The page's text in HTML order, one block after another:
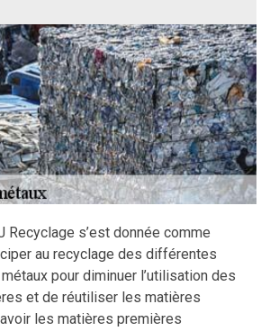
Recyclage s’est donnée comme
au recyclage des différentes
pour diminuer l’utilisation des
et de réutiliser les matières
les matières premières